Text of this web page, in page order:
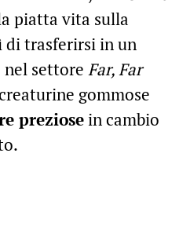
piatta vita sulla
di trasferirsi in un
settore Far, Far
gommose
preziosein cambio